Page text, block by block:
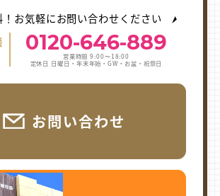
！お気軽にお問い合わせください
0120-646-889
営業時間 9:00〜18:00
定休日 日曜日・年末年始・GW・お盆・祝祭日
お問い合わせ